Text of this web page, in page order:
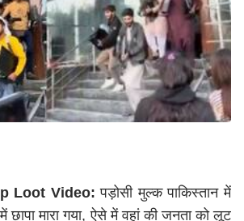
Loot Video: पड़ोसी मुल्क पाकिस्तान में
मारा गया, ऐसे में वहां की जनता को लूट